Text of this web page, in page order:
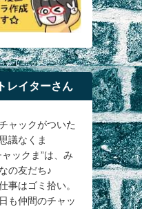
レイターさん
チャックがついた
議なくま
ャックま”は、み
の友だち♪
事はゴミ拾い。
も仲間のチャッ